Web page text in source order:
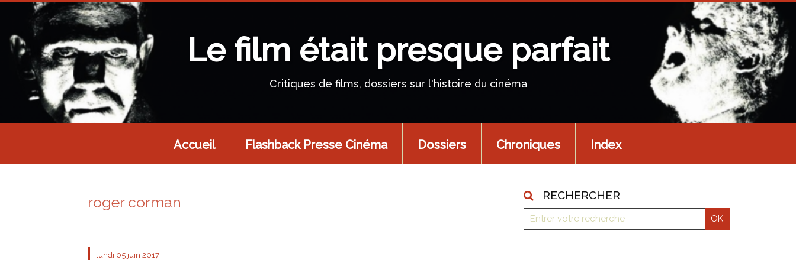
Le film était presque parfait
Critiques de films, dossiers sur l'histoire du cinéma
Accueil Flashback Presse Cinéma Dossiers Chroniques Index
roger corman
lundi 05 juin 2017
RECHERCHER